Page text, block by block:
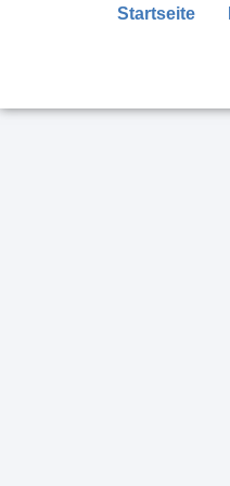
Startseite